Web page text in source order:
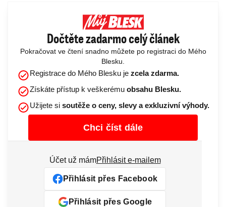
Dočtěte zadarmo celý článek
Pokračovat ve čtení snadno můžete po registraci do Mého
Blesku.
Registrace do Mého Blesku je zcela zdarma.
Získáte přístup k veškerému obsahu Blesku.
Užijete si soutěže o ceny, slevy a exkluzivní výhody.
Chci číst dále
Účet už mámPřihlásit e-mailem
Přihlásit přes Facebook
Přihlásit přes Google